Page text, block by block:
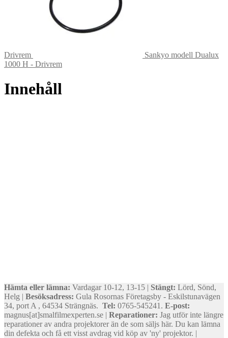
Drivrem
Sankyo modell Dualux
1000 H - Drivrem
Innehåll
Hämta eller lämna: Vardagar 10-12, 13-15 | Stängt: Lörd, Sönd,
Helg | Besöksadress: Gula Rosornas Företagsby - Eskilstunavägen
34, port A , 64534 Strängnäs. Tel: 0765-545241. E-post:
magnus[at]smalfilmexperten.se | Reparationer: Jag utför inte längre
reparationer av andra projektorer än de som säljs här. Du kan lämna
din defekta och få ett visst avdrag vid köp av 'ny' projektor. |